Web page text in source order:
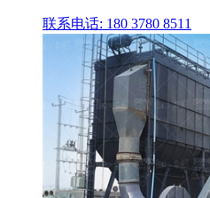
联系电话: 180 3780 8511